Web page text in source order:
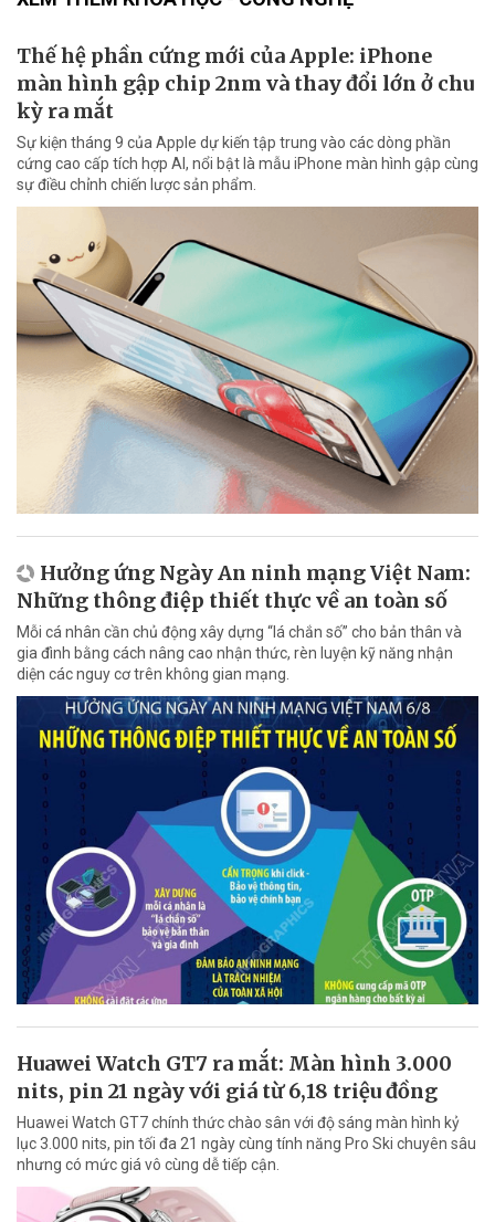
Thế hệ phần cứng mới của Apple: iPhone
màn hình gập chip 2nm và thay đổi lớn ở chu
kỳ ra mắt
Sự kiện tháng 9 của Apple dự kiến tập trung vào các dòng phần
cứng cao cấp tích hợp AI, nổi bật là mẫu iPhone màn hình gập cùng
sự điều chỉnh chiến lược sản phẩm.
Hưởng ứng Ngày An ninh mạng Việt Nam:
Những thông điệp thiết thực về an toàn số
Mỗi cá nhân cần chủ động xây dựng “lá chắn số” cho bản thân và
gia đình bằng cách nâng cao nhận thức, rèn luyện kỹ năng nhận
diện các nguy cơ trên không gian mạng.
Huawei Watch GT7 ra mắt: Màn hình 3.000
nits, pin 21 ngày với giá từ 6,18 triệu đồng
Huawei Watch GT7 chính thức chào sân với độ sáng màn hình kỷ
lục 3.000 nits, pin tối đa 21 ngày cùng tính năng Pro Ski chuyên sâu
nhưng có mức giá vô cùng dễ tiếp cận.